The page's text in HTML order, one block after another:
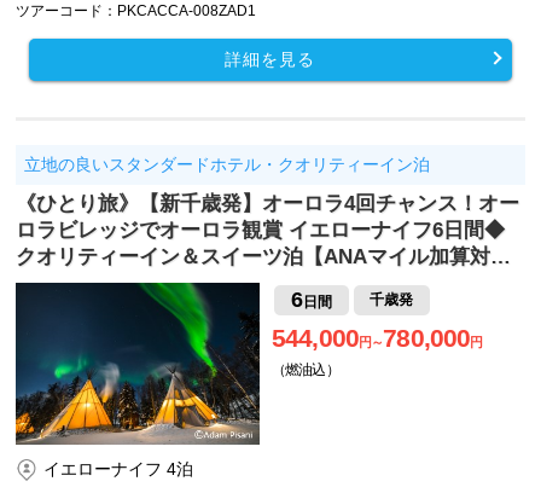
ツアーコード：PKCACCA-008ZAD1
詳細を見る
立地の良いスタンダードホテル・クオリティーイン泊
《ひとり旅》【新千歳発】オーロラ4回チャンス！オー
ロラビレッジでオーロラ観賞 イエローナイフ6日間◆
クオリティーイン＆スイーツ泊【ANAマイル加算対…
6日間 千歳発
544,000円～780,000円
（燃油込）
イエローナイフ 4泊